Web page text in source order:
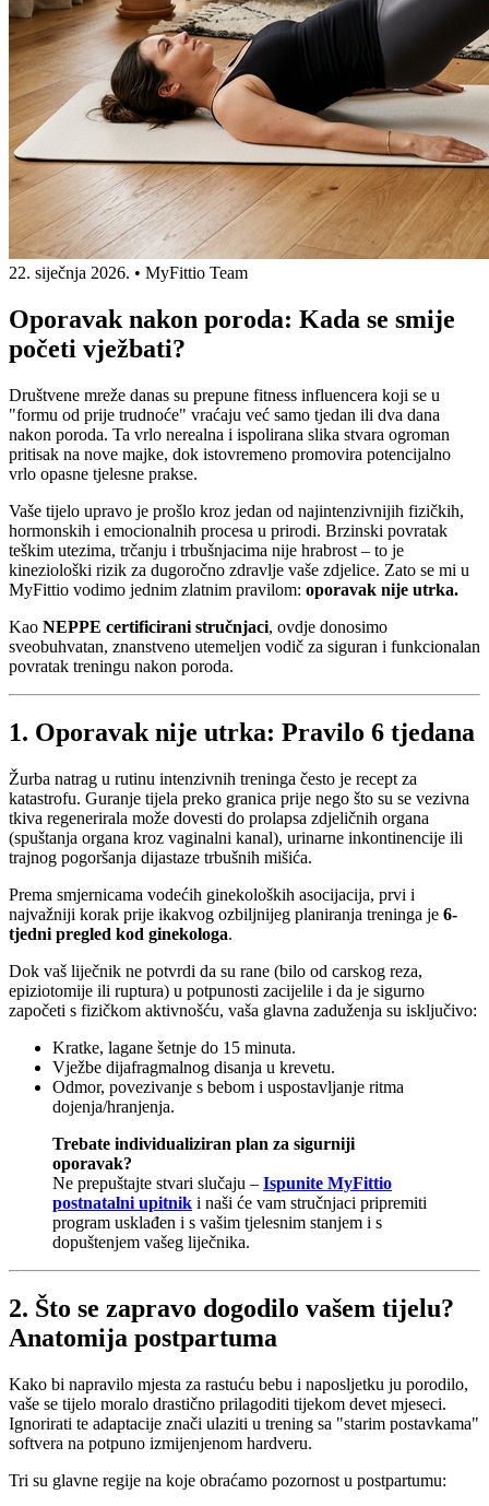
22. siječnja 2026. • MyFittio Team
Oporavak nakon poroda: Kada se smije
početi vježbati?
Društvene mreže danas su prepune fitness influencera koji se u
"formu od prije trudnoće" vraćaju već samo tjedan ili dva dana
nakon poroda. Ta vrlo nerealna i ispolirana slika stvara ogroman
pritisak na nove majke, dok istovremeno promovira potencijalno
vrlo opasne tjelesne prakse.
Vaše tijelo upravo je prošlo kroz jedan od najintenzivnijih fizičkih,
hormonskih i emocionalnih procesa u prirodi. Brzinski povratak
teškim utezima, trčanju i trbušnjacima nije hrabrost – to je
kineziološki rizik za dugoročno zdravlje vaše zdjelice. Zato se mi u
MyFittio vodimo jednim zlatnim pravilom: oporavak nije utrka.
Kao NEPPE certificirani stručnjaci, ovdje donosimo
sveobuhvatan, znanstveno utemeljen vodič za siguran i funkcionalan
povratak treningu nakon poroda.
1. Oporavak nije utrka: Pravilo 6 tjedana
Žurba natrag u rutinu intenzivnih treninga često je recept za
katastrofu. Guranje tijela preko granica prije nego što su se vezivna
tkiva regenerirala može dovesti do prolapsa zdjeličnih organa
(spuštanja organa kroz vaginalni kanal), urinarne inkontinencije ili
trajnog pogoršanja dijastaze trbušnih mišića.
Prema smjernicama vodećih ginekoloških asocijacija, prvi i
najvažniji korak prije ikakvog ozbiljnijeg planiranja treninga je 6-
tjedni pregled kod ginekologa.
Dok vaš liječnik ne potvrdi da su rane (bilo od carskog reza,
epiziotomije ili ruptura) u potpunosti zacijelile i da je sigurno
započeti s fizičkom aktivnošću, vaša glavna zaduženja su isključivo:
Kratke, lagane šetnje do 15 minuta.
Vježbe dijafragmalnog disanja u krevetu.
Odmor, povezivanje s bebom i uspostavljanje ritma
dojenja/hranjenja.
Trebate individualiziran plan za sigurniji
oporavak?
Ne prepuštajte stvari slučaju – Ispunite MyFittio
postnatalni upitnik i naši će vam stručnjaci pripremiti
program usklađen i s vašim tjelesnim stanjem i s
dopuštenjem vašeg liječnika.
2. Što se zapravo dogodilo vašem tijelu?
Anatomija postpartuma
Kako bi napravilo mjesta za rastuću bebu i naposljetku ju porodilo,
vaše se tijelo moralo drastično prilagoditi tijekom devet mjeseci.
Ignorirati te adaptacije znači ulaziti u trening sa "starim postavkama"
softvera na potpuno izmijenjenom hardveru.
Tri su glavne regije na koje obraćamo pozornost u postpartumu: